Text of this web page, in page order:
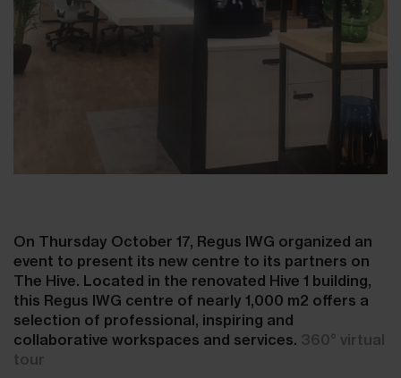
On Thursday October 17, Regus IWG organized an
event to present its new centre to its partners on
The Hive. Located in the renovated Hive 1 building,
this Regus IWG centre of nearly 1,000 m2 offers a
selection of professional, inspiring and
collaborative workspaces and services. 360° virtual
tour